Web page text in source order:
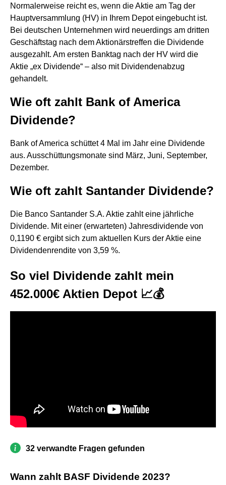
Normalerweise reicht es, wenn die Aktie am Tag der
Hauptversammlung (HV) in Ihrem Depot eingebucht ist.
Bei deutschen Unternehmen wird neuerdings am dritten
Geschäftstag nach dem Aktionärstreffen die Dividende
ausgezahlt. Am ersten Banktag nach der HV wird die
Aktie „ex Dividende“ – also mit Dividendenabzug
gehandelt.
Wie oft zahlt Bank of America
Dividende?
Bank of America schüttet 4 Mal im Jahr eine Dividende
aus. Ausschüttungsmonate sind März, Juni, September,
Dezember.
Wie oft zahlt Santander Dividende?
Die Banco Santander S.A. Aktie zahlt eine jährliche
Dividende. Mit einer (erwarteten) Jahresdividende von
0,1190 € ergibt sich zum aktuellen Kurs der Aktie eine
Dividendenrendite von 3,59 %.
So viel Dividende zahlt mein
452.000€ Aktien Depot 📈💰
32 verwandte Fragen gefunden
Wann zahlt BASF Dividende 2023?